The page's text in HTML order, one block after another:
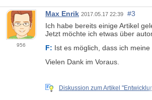
956
Max Enrik 2017.05.17 22:39
#3
Ich habe bereits einige Artikel
Jetzt möchte ich etwas über
F: Ist es möglich, dass ich
Vielen Dank im Voraus.
Diskussion zum Artikel